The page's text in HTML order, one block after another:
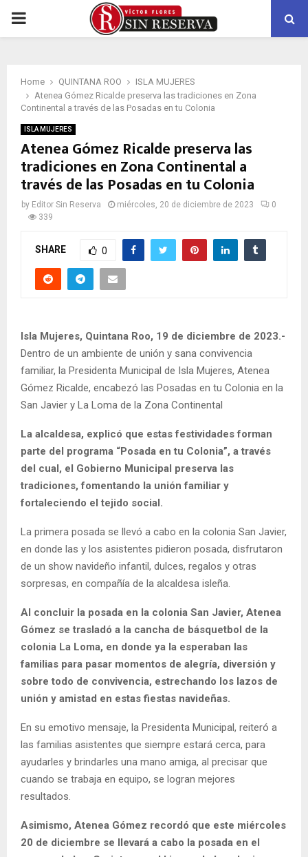
PRIMARY
Home QUINTANA ROO
ISLA MUJERES
Atenea Gómez Ricalde preserva las tradiciones en Zona
Continental a través de las Posadas en tu Colonia
ISLA MUJERES
Atenea Gómez Ricalde preserva las
tradiciones en Zona Continental a
través de las Posadas en tu Colonia
by Editor Sin Reserva miércoles, 20 de diciembre de 2023
0
339
SHARE 0
Isla Mujeres, Quintana Roo, 19 de diciembre de 2023.-
Dentro de un ambiente de unión y sana convivencia
familiar, la Presidenta Municipal de Isla Mujeres, Atenea
Gómez Ricalde, encabezó las Posadas en tu Colonia en la
San Javier y La Loma de la Zona Continental
La alcaldesa, explicó que estas festividades forman
parte del programa “Posada en tu Colonia”, a través
del cual, el Gobierno Municipal preserva las
tradiciones, fomentando la unión familiar y
fortaleciendo el tejido social.
La primera posada se llevó a cabo en la colonia San Javier,
en donde las y los asistentes pidieron posada, disfrutaron
de un show navideño infantil, dulces, regalos y otras
sorpresas, en compañía de la alcaldesa isleña.
Al concluir la posada en la colonia San Javier, Atenea
Gómez se trasladó a la cancha de básquetbol de la
colonia La Loma, en donde ya la esperaban las
familias para pasar momentos de alegría, diversión y
sobre todo de convivencia, estrechando los lazos de
unión y amistad en estas fiestas navideñas.
En su emotivo mensaje, la Presidenta Municipal, reiteró a
las familias asistentes que siempre estará cerca, para
ayudarles y brindarles una mano amiga, al precisar que
cuando se trabaja en equipo, se logran mejores
resultados.
Asimismo, Atenea Gómez recordó que este miércoles
20 de diciembre se llevará a cabo la posada en el